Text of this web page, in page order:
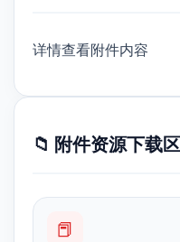
详情查看附件内容
📁 附件资源下载区
📕